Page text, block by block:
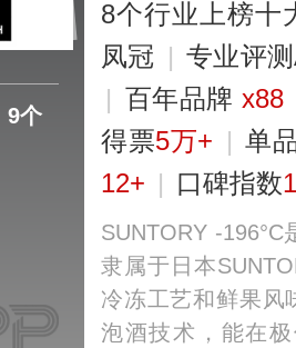
9个
8个行业上榜十
凤冠 | 专业评
| 百年品牌x88
得票5万+ | 单
12+ | 口碑指数
SUNTORY -
隶属于日本
冷冻工艺和鲜果
泡酒技术，能在